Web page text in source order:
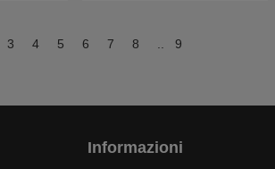
3 4 5 6 7 8 .. 9
Informazioni